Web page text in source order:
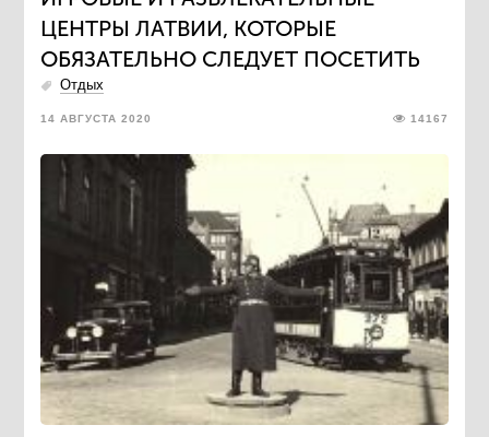
ЦЕНТРЫ ЛАТВИИ, КОТОРЫЕ
ОБЯЗАТЕЛЬНО СЛЕДУЕТ ПОСЕТИТЬ
Отдых
14 АВГУСТА 2020 14167